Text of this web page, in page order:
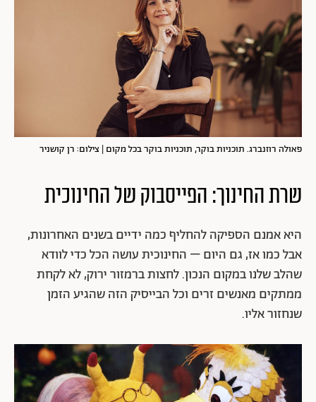
פאולה רוזנברג. תוכניות בוקר, תוכניות בוקר בכל מקום | צילום: רן קושניר
שרת החינוך: הפייסבוק של החינוכית
היא אמנם הספיקה להחליף כמה ידיים בשנים האחרונות,
אבל כמו אז, גם היום – החינוכית עושה הכל כדי לוודא
שהלב שלנו במקום הנכון. לחצות ברמזור ירוק, לא לקחת
ממתקים מאנשים זרים וכל הבייסיק הזה שהגיע הזמן
שנחזור אליו.